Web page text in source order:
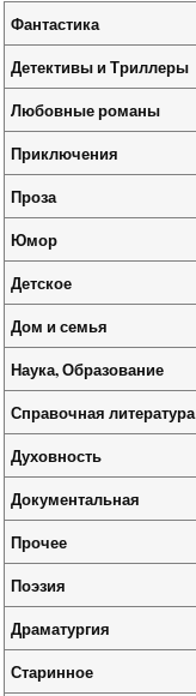
Фантастика
Детективы и Триллеры
Любовные романы
Приключения
Проза
Юмор
Детское
Дом и семья
Наука, Образование
Справочная литература
Духовность
Документальная
Прочее
Поэзия
Драматургия
Старинное